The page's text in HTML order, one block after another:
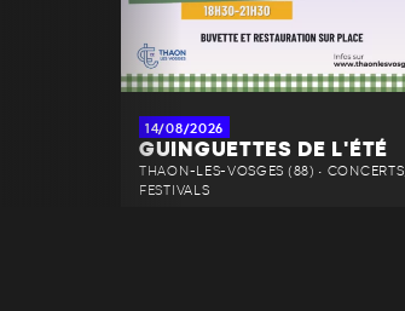
14/08/2026
GUINGUETTES DE L'ÉTÉ
THAON-LES-VOSGES (88) • CONCERTS,
FESTIVALS